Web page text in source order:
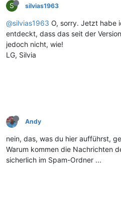
S silvias1963
@silvias1963 O, sorry. Jetzt habe
entdeckt, dass das seit der
jedoch nicht, wie!
LG, Silvia
Andy
nein, das, was du hier aufführst,
Warum kommen die Nachrichten
sicherlich im Spam-Ordner ...